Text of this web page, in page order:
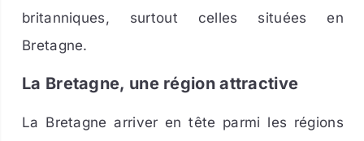
britanniques, surtout celles situées en
Bretagne.
La Bretagne, une région attractive
La Bretagne arriver en tête parmi les régions